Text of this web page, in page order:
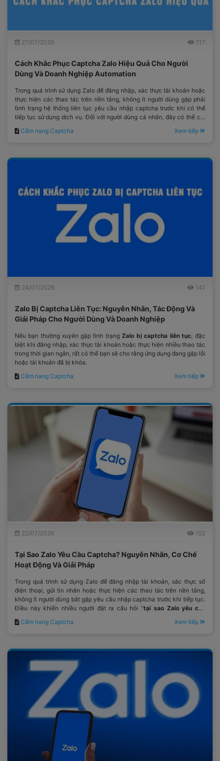
27/07/2026 117
Cách Khắc Phục Captcha Zalo Hiệu Quả Cho Người
Dùng Và Doanh Nghiệp Automation
Trong quá trình sử dụng Zalo để đăng nhập, xác thực tài khoản hoặc
thực hiện các thao tác trên nền tảng, không ít người dùng gặp phải
tình trạng hệ thống liên tục yêu cầu nhập captcha trước khi có thể
tiếp tục sử dụng dịch vụ. Đối với người dùng cá nhân, đây có thể chỉ
là một bước xác minh mất thêm vài giây.
Cẩm nang Captcha Xem tiếp
24/07/2026 141
Zalo Bị Captcha Liên Tục: Nguyên Nhân, Tác Động Và
Giải Pháp Cho Người Dùng Và Doanh Nghiệp
Nếu bạn thường xuyên gặp tình trạng Zalo bị captcha liên tục, đặc
biệt khi đăng nhập, xác thực tài khoản hoặc thực hiện nhiều thao tác
trong thời gian ngắn, rất có thể bạn sẽ cho rằng ứng dụng đang gặp lỗi
hoặc tài khoản đã bị khóa.
Cẩm nang Captcha
Xem tiếp
22/07/2026 152
Tại Sao Zalo Yêu Cầu Captcha? Nguyên Nhân, Cơ Chế
Hoạt Động Và Giải Pháp
Trong quá trình sử dụng Zalo để đăng nhập tài khoản, xác thực số
điện thoại, gửi tin nhắn hoặc thực hiện các thao tác trên nền tảng,
không ít người dùng bắt gặp yêu cầu nhập captcha trước khi tiếp tục.
Điều này khiến nhiều người đặt ra câu hỏi "tại sao Zalo yêu cầu
Cẩm nang Captcha Xem tiếp